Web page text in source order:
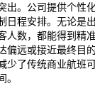
出。公司提供个性
日程安排。无论是
人数，都能得到精
偏远或接近最终目
少了传统商业航班
。